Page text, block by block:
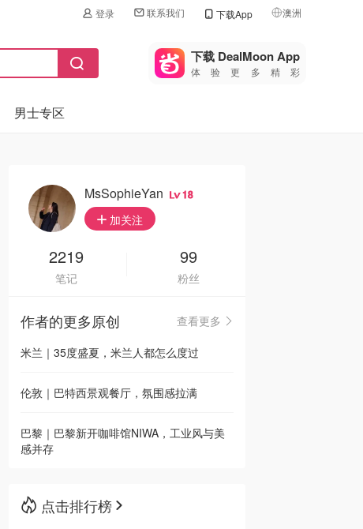
登录 联系我们 下载App 澳洲
🇺🇸
🇨🇳 中国
🇦🇺
🇳🇿新西兰
下载 DealMoon App
体验更多精彩
男士专区
MsSophieYan 18
加关注
2219
笔记
99
粉丝
作者的更多原创
查看更多
米兰｜35度盛夏，米兰人都怎么度过
伦敦｜巴特西景观餐厅，氛围感拉满
巴黎｜巴黎新开咖啡馆NIWA，工业风与美
感并存
点击排行榜